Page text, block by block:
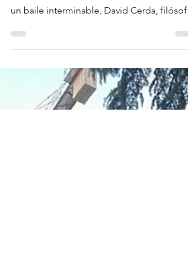
El desfibrilador de la ética en un
mundo relativista
tradición se mezcla con la modernidad en
un baile interminable, David Cerda, filósofo